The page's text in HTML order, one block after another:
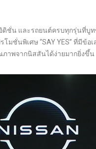
ดิชั่น และรถยนต์ครบทุกรุ่นที่
ชั่นพิเศษ “SAY YES” ที่มีข้อ
ภาพจากนิสสันได้ง่ายมากยิ่งขึ้น